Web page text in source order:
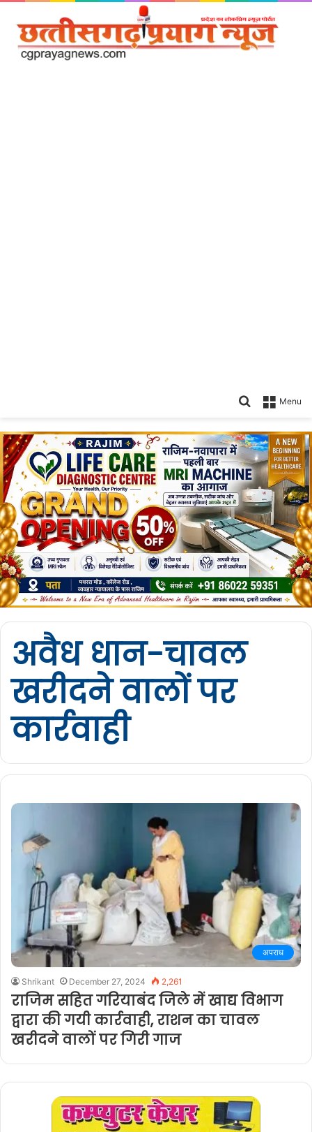
Menu
Search
अवैध धान-चावल
खरीदने वालों पर
कार्रवाही
अपराध
Shrikant December 27, 2024 2,261
राजिम सहित गरियाबंद जिले में खाद्य विभाग
द्वारा की गयी कार्रवाही, राशन का चावल
खरीदने वालों पर गिरी गाज